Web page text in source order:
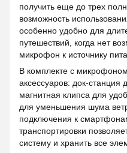
получить еще до трех
возможность
особенно удобно для
путешествий, когда нет
микрофон к источнику
В комплекте с
аксессуаров: док-станция
магнитная клипса для
для уменьшения шума
подключения к
транспортировки
систему и хранить все